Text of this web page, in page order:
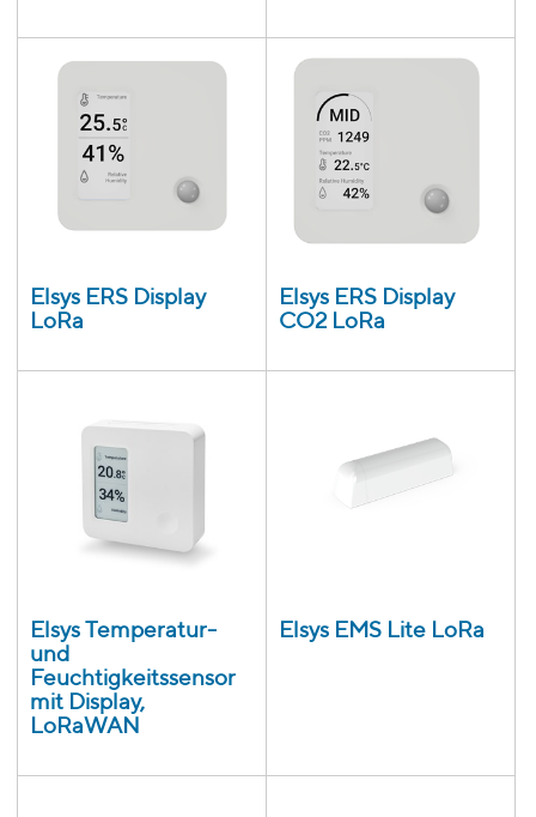
Elsys ERS Display
LoRa
Elsys ERS Display
CO2 LoRa
Elsys Temperatur-
und
Feuchtigkeitssensor
mit Display,
LoRaWAN
Elsys EMS Lite LoRa